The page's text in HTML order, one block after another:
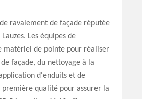
ravalement de façade réputée
Les équipes de
matériel de pointe pour réaliser
façade, du nettoyage à la
d'enduits et de
qualité pour assurer la